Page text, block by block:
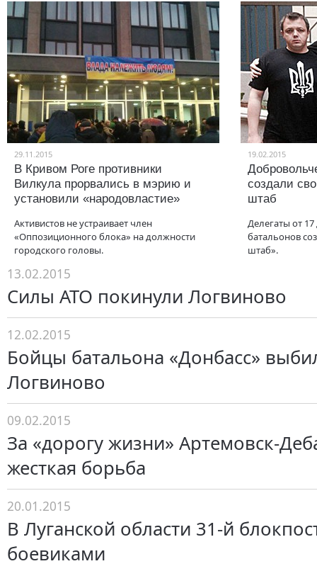
29.11.2015
В Кривом Роге противники
Вилкула прорвались в мэрию и
установили «народовластие»
Активистов не устраивает член
«Оппозиционного блока» на должности
городского головы.
19.02.2015
создали
штаб
Делегаты от
батальонов
штаб».
13.02.2015
Силы АТО покинули Логвиново
12.02.2015
Бойцы батальона «Донбасс»
Логвиново
09.02.2015
За «дорогу жизни» Артемовск-
жесткая борьба
20.01.2015
В Луганской области 31-й
боевиками